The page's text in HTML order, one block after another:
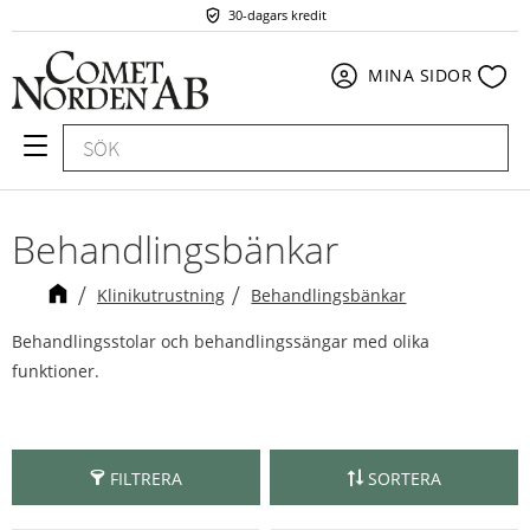
Meny
30-dagars kredit
MINA SIDOR
Behandlingsbänkar
Klinikutrustning Behandlingsbänkar
Behandlingsstolar och behandlingssängar med olika
funktioner.
FILTRERA SORTERA